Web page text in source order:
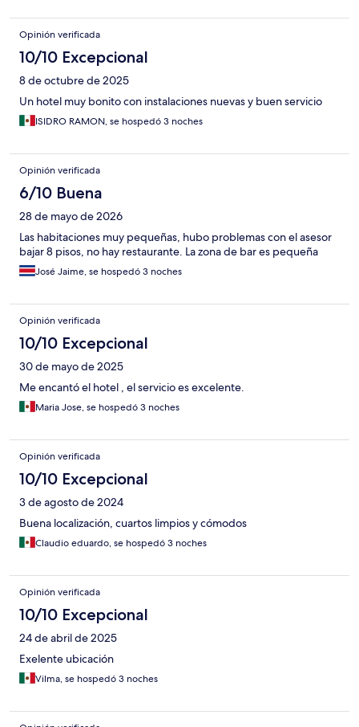
Opinión verificada
10/10 Excepcional
8 de octubre de 2025
Un hotel muy bonito con instalaciones nuevas y buen servicio
ISIDRO RAMON, se hospedó 3 noches
Opinión verificada
6/10 Buena
28 de mayo de 2026
Las habitaciones muy pequeñas, hubo problemas con el asesor
bajar 8 pisos, no hay restaurante. La zona de bar es pequeña
José Jaime, se hospedó 3 noches
Opinión verificada
10/10 Excepcional
30 de mayo de 2025
Me encantó el hotel , el servicio es excelente.
Maria Jose, se hospedó 3 noches
Opinión verificada
10/10 Excepcional
3 de agosto de 2024
Buena localización, cuartos limpios y cómodos
Claudio eduardo, se hospedó 3 noches
Opinión verificada
10/10 Excepcional
24 de abril de 2025
Exelente ubicación
Vilma, se hospedó 3 noches